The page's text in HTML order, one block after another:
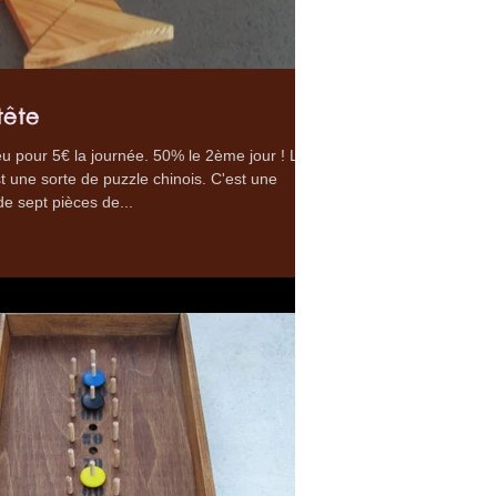
pour 5€ la journée. 50% le 2ème jour ! Le
une sorte de puzzle chinois. C'est une
sept pièces de...